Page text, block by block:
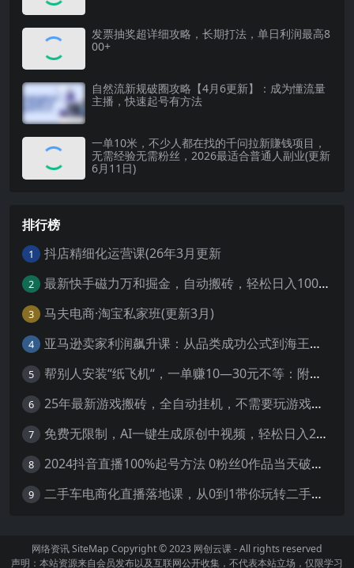
发票抽奖超详细攻略，长期打法，单日利润最高8
00+
自然流新规破圈攻略【4月6更新】：成为懂流量
主播，快速起号有方法
一单10米，不少人都在找的千问拉新賺钱项目，
无需经验无需粉丝，2026最适合普通人副业(更新
6月11日)
排行榜
1 抖店精细化运营课(26年3月更新
2 最新快手磁力万和掘金，自动搬砖，轻松日入100-200，操作简单
3 马夫电商·淘宝私家班(更新3月)
4 亚马逊卖家利润飙升课：从品类成功公式到海王打法，让每个SKU都成爆款一路飙升(更新26年3月
5 帮别人安装“纸飞机“，一单赚10—30元不等：附：免费节点
6 25年最新游戏搬砖，全自动挂机，不需要玩游戏，单手机操作日入300+
7 免费无限制，AI一键生成原创中视频，轻松日入2000+，超简单，可矩阵，…
8 2024抖音直播100%起号方法 0粉丝0作品当天破千人在线 多种变现方式
9 二手车电商化直播落地课，从0到1带你玩转二手车直播
网络资讯SiteMap Copyright © 2023 网创云课- All rights reserved
声明：本站资源来自会员发布以及互联网公开收集，不代表本站立场，仅限学习